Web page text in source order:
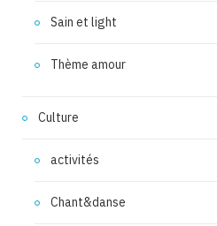
Sain et light
Thème amour
Culture
activités
Chant&danse